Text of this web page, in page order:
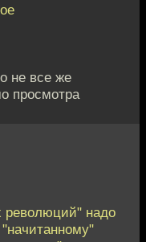
не все же
просмотра
революций" надо